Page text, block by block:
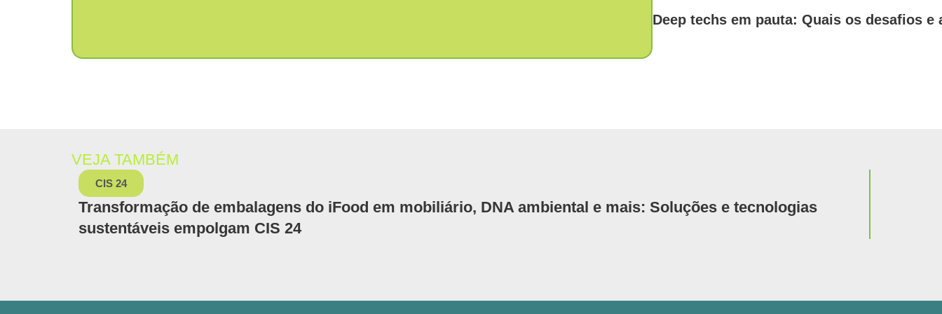
Deep techs em pauta: Quais os desafios
VEJA TAMBÉM
CIS 24
Transformação de embalagens do iFood em mobiliário, DNA ambiental e mais: Soluções e tecnologias
sustentáveis empolgam CIS 24